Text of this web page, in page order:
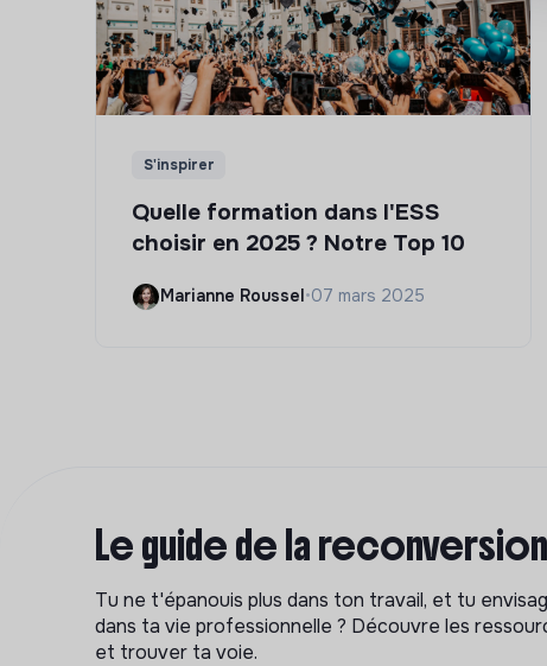
S'inspirer
Quelle formation dans l'ESS
choisir en 2025 ? Notre Top 10
Marianne Roussel •07 mars 2025
Le guide de la
Tu ne t'épanouis plus dans ton travail, et tu
dans ta vie professionnelle ? Découvre les
et trouver ta voie.